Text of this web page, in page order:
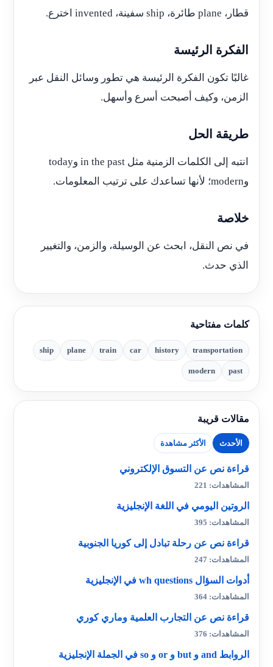
قطار، plane طائرة، ship سفينة، invented اخترع.
الفكرة الرئيسة
غالبًا تكون الفكرة الرئيسة هي تطور وسائل النقل عبر
الزمن، وكيف أصبحت أسرع وأسهل.
طريقة الحل
انتبه إلى الكلمات الزمنية مثل in the past وtoday
وmodern؛ لأنها تساعدك على ترتيب المعلومات.
خلاصة
في نص النقل، ابحث عن الوسيلة، والزمن، والتغيير
الذي حدث.
كلمات مفتاحية
transportation
history
car
train
plane
ship
past
modern
مقالات قريبة
الأحدث الأكثر مشاهدة
قراءة نص عن التسوق الإلكتروني
المشاهدات: 221
الروتين اليومي في اللغة الإنجليزية
المشاهدات: 395
قراءة نص عن رحلة تبادل إلى كوريا الجنوبية
المشاهدات: 247
أدوات السؤال wh questions في الإنجليزية
المشاهدات: 364
قراءة نص عن التجارب العلمية وماري كوري
المشاهدات: 376
الروابط and و but و or و so في الجملة الإنجليزية